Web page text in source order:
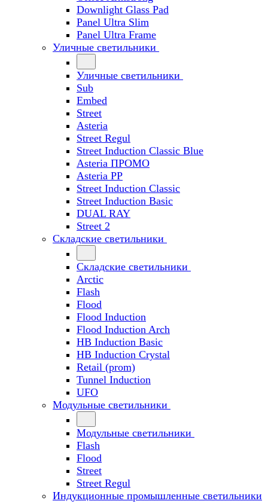
Downlight Glass Pad
Panel Ultra Slim
Panel Ultra Frame
Уличные светильники
Уличные светильники
Sub
Embed
Street
Asteria
Street Regul
Street Induction Classic Blue
Asteria ПРОМО
Asteria PP
Street Induction Classic
Street Induction Basic
DUAL RAY
Street 2
Складские светильники
Складские светильники
Arctic
Flash
Flood
Flood Induction
Flood Induction Arch
HB Induction Basic
HB Induction Crystal
Retail (prom)
Tunnel Induction
UFO
Модульные светильники
Модульные светильники
Flash
Flood
Street
Street Regul
Индукционные промышленные светильники